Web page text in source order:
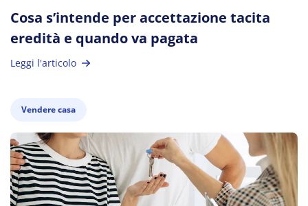
Cosa s’intende per accettazione tacita
eredità e quando va pagata
Leggi l'articolo
Vendere casa